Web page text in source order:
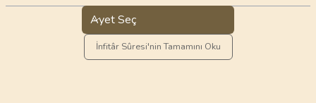
Ayet Seç
İnfitâr Sûresi'nin Tamamını Oku